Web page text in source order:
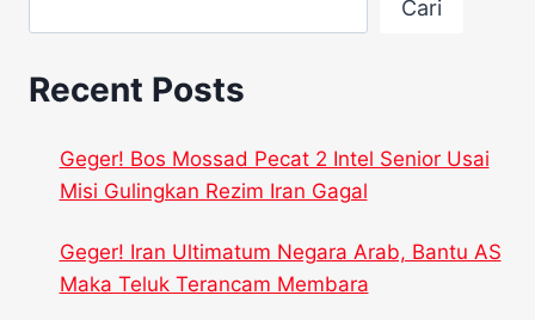
Cari
Recent Posts
Geger! Bos Mossad Pecat 2 Intel Senior Usai
Misi Gulingkan Rezim Iran Gagal
Geger! Iran Ultimatum Negara Arab, Bantu AS
Maka Teluk Terancam Membara